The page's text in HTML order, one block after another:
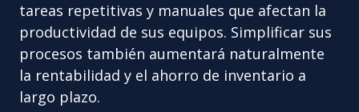
tareas repetitivas y manuales que afectan la
productividad de sus equipos. Simplificar sus
procesos también aumentará naturalmente
la rentabilidad y el ahorro de inventario a
largo plazo.